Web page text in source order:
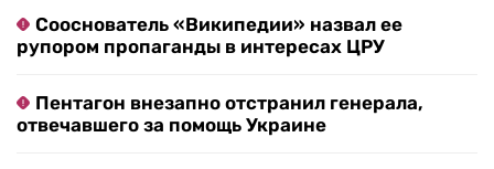
Сооснователь «Википедии» назвал ее
рупором пропаганды в интересах ЦРУ
Пентагон внезапно отстранил генерала,
отвечавшего за помощь Украине